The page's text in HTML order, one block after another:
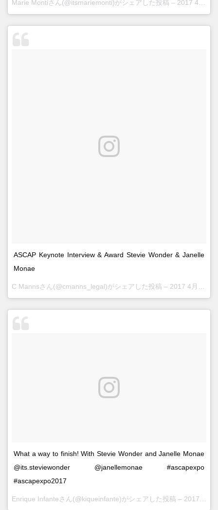
Marie Montiさん(@itsmariemonti)がシェアした投稿 – 2017 4月 15 9:17午後 PDT
ASCAP Keynote Interview & Award Stevie Wonder & Janelle
Monae
C Mannsさん(@cmanns_legal)がシェアした投稿 – 2017 4月 15 8:02午後 PDT
What a way to finish! With Stevie Wonder and Janelle Monae
@its.steviewonder @janellemonae #ascapexpo
#ascapexpo2017
Enrique Infanteさん(@kiqueinfante)がシェアした投稿 – 2017 4月 15 6:27午後 PDT